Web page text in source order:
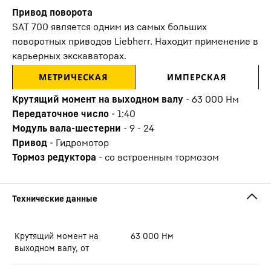
Привод поворота
SAT 700 является одним из самых больших
поворотных приводов Liebherr. Находит применение в
карьерных экскаваторах.
МЕТРИЧЕСКАЯ ИМПЕРСКАЯ
Крутящий момент на выходном валу - 63 000 Нм
Передаточное число - 1:40
Модуль вала-шестерни - 9 - 24
Привод - Гидромотор
Тормоз редуктора - со встроенным тормозом
Крутящий момент на
выходном валу, от
63 000 Нм